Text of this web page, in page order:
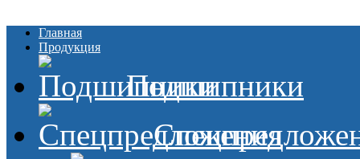
Главная
Продукция
Подшипники